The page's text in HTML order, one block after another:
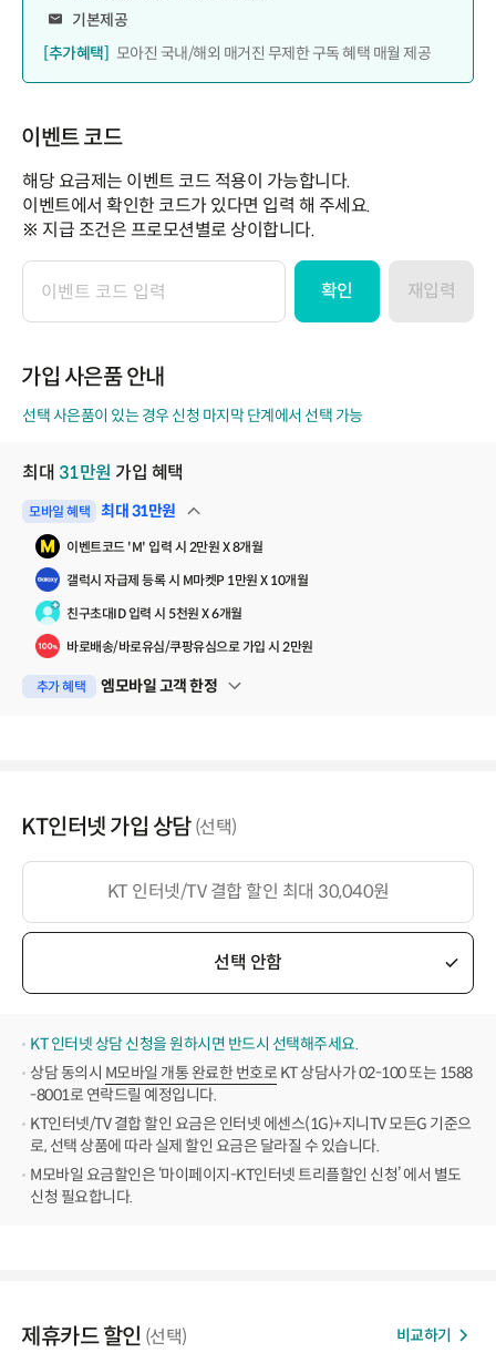
기본제공
[추가혜택]
모아진 국내/해외 매거진 무제한 구독 혜택 매월 제공
이벤트 코드
해당 요금제는 이벤트 코드 적용이 가능합니다.
이벤트에서 확인한 코드가 있다면 입력 해 주세요.
※ 지급 조건은 프로모션별로 상이합니다.
이
벤
코
확인 재입력
가입 사은품 안내
선택 사은품이 있는 경우 신청 마지막 단계에서 선택 가능
최대 31만원 가입 혜택
모바일 혜택 최대 31만원
펼쳐보기
이벤트코드 'M' 입력 시 2만원 X 8개월
갤럭시 자급제 등록 시 M마켓P 1만원 X 10개월
친구초대ID 입력 시 5천원 X 6개월
바로배송/바로유심/쿠팡유심으로 가입 시 2만원
추가 혜택 엠모바일 고객 한정
펼쳐보기
KT인터넷 가입 상담 (선택)
KT 인터넷/TV 결합 할인 최대 30,040원
선택 안함
KT 인터넷 상담 신청을 원하시면 반드시 선택해주세요.
상담 동의시 M모바일 개통 완료한 번호로 KT 상담사가 02-100 또는 1588
-8001로 연락드릴 예정입니다.
KT인터넷/TV 결합 할인 요금은 인터넷 에센스(1G)+지니TV 모든G 기준으
로, 선택 상품에 따라 실제 할인 요금은 달라질 수 있습니다.
M모바일 요금할인은 ‘마이페이지-KT인터넷 트리플할인 신청’ 에서 별도
신청 필요합니다.
제휴카드 할인 (선택) 비교하기